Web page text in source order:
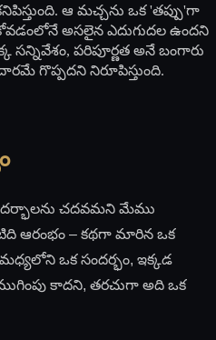
ఆ మచ్చను ఒక 'తప్పు'గా
అసలైన ఎదుగుదల ఉందని
సన్నివేశం, పరిపూర్ణత అనే బంగారు
గొప్పదని నిరూపిస్తుంది.
చదవమని మేము
ఆరంభం – కథగా మారిన ఒక
మధ్యలోని ఒక సందర్భం, ఇక్కడ
కాదని, తరచుగా అది ఒక